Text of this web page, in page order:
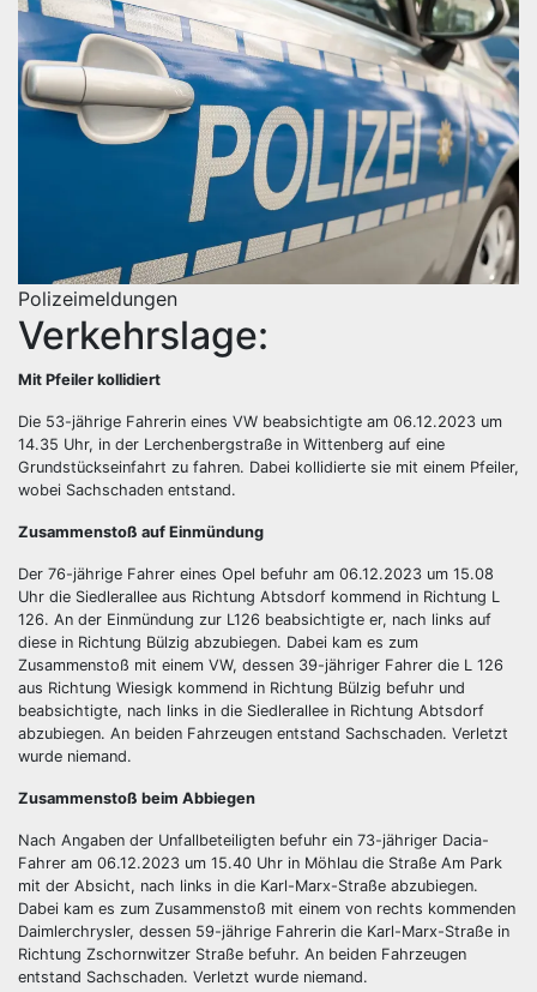
Polizeimeldungen
Verkehrslage:
Mit Pfeiler kollidiert
Die 53-jährige Fahrerin eines VW beabsichtigte am 06.12.2023 um
14.35 Uhr, in der Lerchenbergstraße in Wittenberg auf eine
Grundstückseinfahrt zu fahren. Dabei kollidierte sie mit einem Pfeiler,
wobei Sachschaden entstand.
Zusammenstoß auf Einmündung
Der 76-jährige Fahrer eines Opel befuhr am 06.12.2023 um 15.08
Uhr die Siedlerallee aus Richtung Abtsdorf kommend in Richtung L
126. An der Einmündung zur L126 beabsichtigte er, nach links auf
diese in Richtung Bülzig abzubiegen. Dabei kam es zum
Zusammenstoß mit einem VW, dessen 39-jähriger Fahrer die L 126
aus Richtung Wiesigk kommend in Richtung Bülzig befuhr und
beabsichtigte, nach links in die Siedlerallee in Richtung Abtsdorf
abzubiegen. An beiden Fahrzeugen entstand Sachschaden. Verletzt
wurde niemand.
Zusammenstoß beim Abbiegen
Nach Angaben der Unfallbeteiligten befuhr ein 73-jähriger Dacia-
Fahrer am 06.12.2023 um 15.40 Uhr in Möhlau die Straße Am Park
mit der Absicht, nach links in die Karl-Marx-Straße abzubiegen.
Dabei kam es zum Zusammenstoß mit einem von rechts kommenden
Daimlerchrysler, dessen 59-jährige Fahrerin die Karl-Marx-Straße in
Richtung Zschornwitzer Straße befuhr. An beiden Fahrzeugen
entstand Sachschaden. Verletzt wurde niemand.